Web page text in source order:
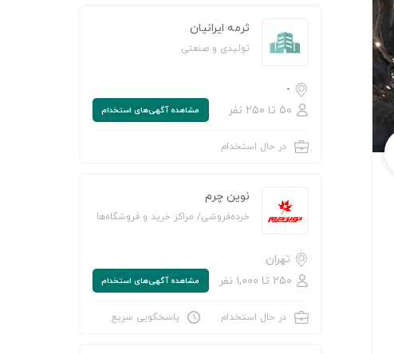
افزودن به لیست علاقه‌مندی‌ها
ثرمه ایرانیان
تولیدی و صنعتی
-
۵۰ تا ۲۵۰ نفر
مشاهده‌ آگهی‌های استخدام
در حال استخدام
نوین چرم
خرده‌فروشی/ مراکز خرید و فروشگاه‌ها
تهران
۲۵۰ تا ۱,۰۰۰ نفر
مشاهده‌ آگهی‌های استخدام
در حال استخدام پاسخگویی سریع